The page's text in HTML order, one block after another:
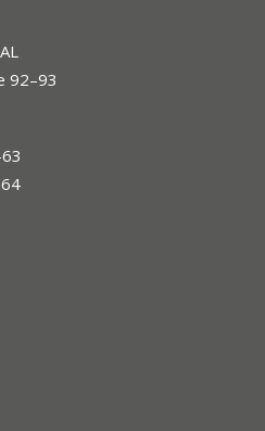
92–93